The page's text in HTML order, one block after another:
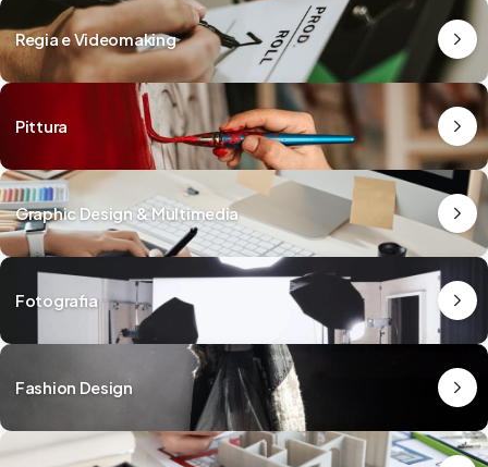
Regia e Videomaking
Pittura
Graphic Design & Multimedia
Fotografia
Fashion Design